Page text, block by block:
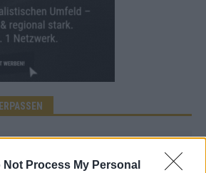
Not Process My Personal